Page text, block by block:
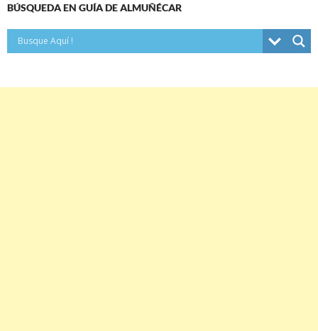
BÚSQUEDA EN GUÍA DE ALMUÑÉCAR